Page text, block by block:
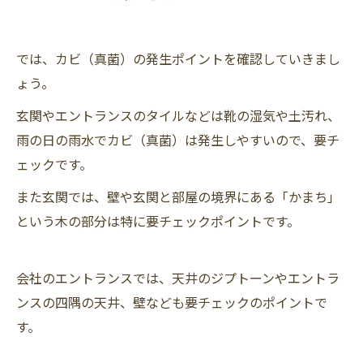
では、カビ（真菌）の発生ポイントを確認していきまし
ょう。
玄関やエントランスのタイルなどは靴の湿気や土汚れ、
雨の日の雨水でカビ（真菌）は発生しやすいので、要チ
ェックです。
また玄関では、壁や玄関と部屋の境界にある「かまち」
という木の部分は特に要チェックポイントです。
会社のエントランスでは、天井のジプトーンやエントラ
ンスの四隅の天井、壁なども要チェックのポイントで
す。